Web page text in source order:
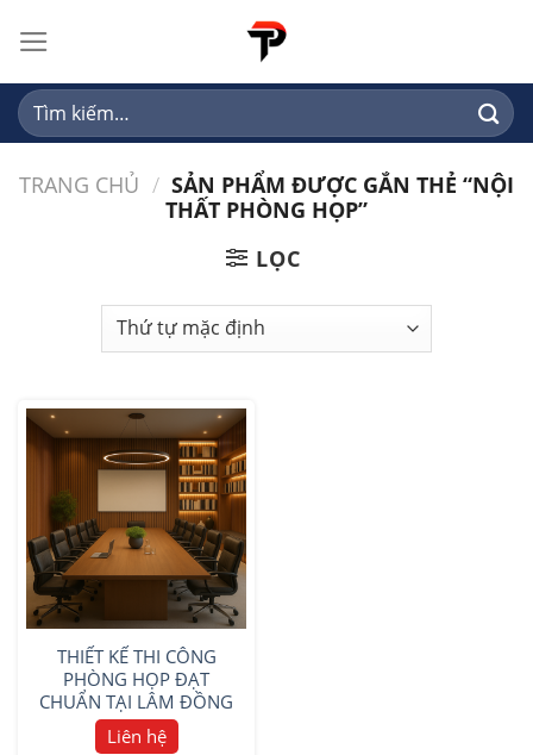
content
Tìm
kiếm:
TRANG CHỦ / SẢN PHẨM ĐƯỢC GẮN THẺ “NỘI
THẤT PHÒNG HỌP”
LỌC
THIẾT KẾ THI CÔNG
PHÒNG HỌP ĐẠT
CHUẨN TẠI LÂM ĐỒNG
Liên hệ